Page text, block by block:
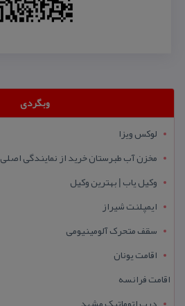
وبگردی
لوکس ویزا
مخزن آب طبرستان خرید از نمایندگی اصلی
وکیل یاب | بهترین وکیل
ایمپلنت شیراز
سقف متحرک آلومینیومی
اقامت یونان
اقامت فرانسه